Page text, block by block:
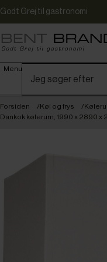
Godt Grej til gastronomi
Menu
Forsiden Køl og frys
Dankok kølerum, 1990 x 2890 x